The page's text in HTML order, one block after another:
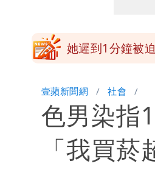
她遲到1分鐘被
哈根達斯「買
華語天王遭亂爆
壹蘋新聞網 社會
色男染指
「我買菸